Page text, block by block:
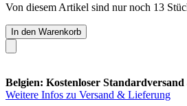
Von diesem Artikel sind nur noch 13
In den Warenkorb
Belgien: Kostenloser Standardversand
Weitere Infos zu Versand & Lieferung